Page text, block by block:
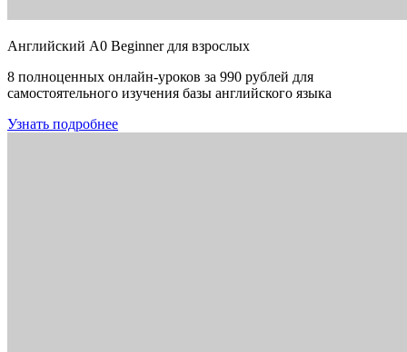
Английский A0 Beginner для взрослых
8 полноценных онлайн-уроков за 990 рублей для
самостоятельного изучения базы английского языка
Узнать подробнее